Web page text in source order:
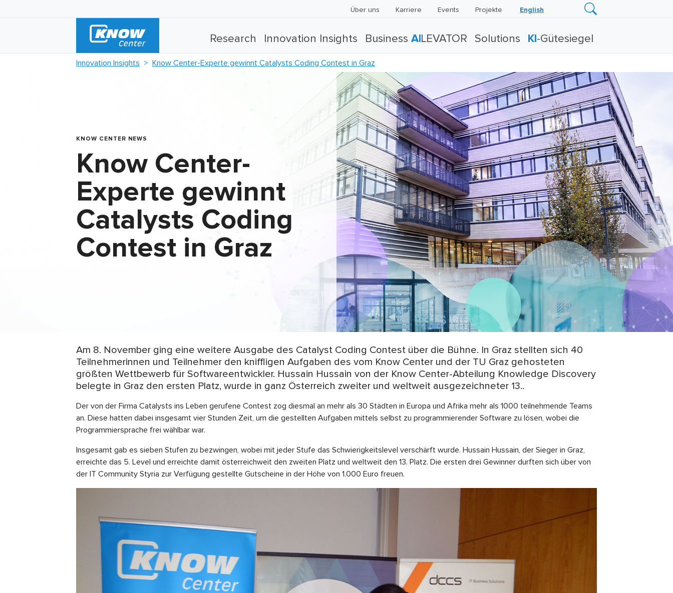
Über uns Karriere Events Projekte English
Research Innovation Insights Business AI LEVATOR Solutions KI -Gütesiegel
Innovation Insights Know Center-Experte gewinnt Catalysts Coding Contest in Graz
KNOW CENTER NEWS
Know Center-
Experte gewinnt
Catalysts Coding
Contest in Graz
Am 8. November ging eine weitere Ausgabe des Catalyst Coding Contest über die Bühne. In Graz stellten sich 40
Teilnehmerinnen und Teilnehmer den kniffligen Aufgaben des vom Know Center und der TU Graz gehosteten
größten Wettbewerb für Softwareentwickler. Hussain Hussain von der Know Center-Abteilung Knowledge Discovery
belegte in Graz den ersten Platz, wurde in ganz Österreich zweiter und weltweit ausgezeichneter 13..
Der von der Firma Catalysts ins Leben gerufene Contest zog diesmal an mehr als 30 Städten in Europa und Afrika mehr als 1000 teilnehmende Teams
an. Diese hatten dabei insgesamt vier Stunden Zeit, um die gestellten Aufgaben mittels selbst zu programmierender Software zu lösen, wobei die
Programmiersprache frei wählbar war.
Insgesamt gab es sieben Stufen zu bezwingen, wobei mit jeder Stufe das Schwierigkeitslevel verschärft wurde. Hussain Hussain, der Sieger in Graz,
erreichte das 5. Level und erreichte damit österreichweit den zweiten Platz und weltweit den 13. Platz. Die ersten drei Gewinner durften sich über von
der IT Community Styria zur Verfügung gestellte Gutscheine in der Höhe von 1.000 Euro freuen.